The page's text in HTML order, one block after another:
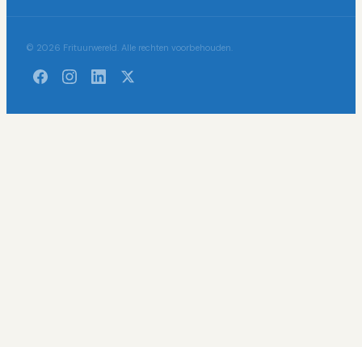
© 2026 Frituurwereld. Alle rechten voorbehouden.